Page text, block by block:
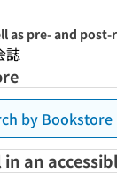
as pre- and
誌
by Bookstore
an